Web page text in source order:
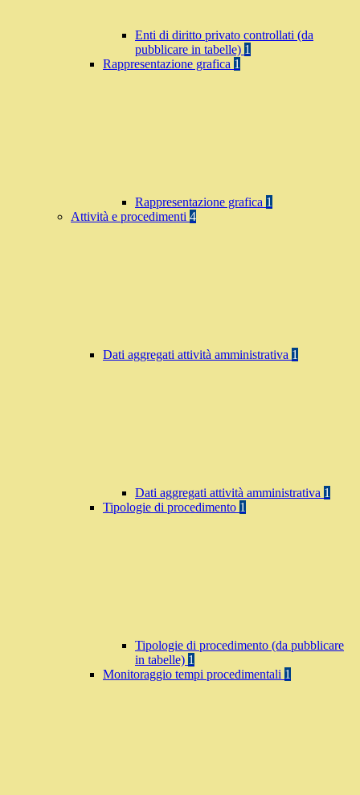
Enti di diritto privato controllati (da
pubblicare in tabelle) 1
Rappresentazione grafica 1
Rappresentazione grafica 1
Attività e procedimenti 4
Dati aggregati attività amministrativa 1
Dati aggregati attività amministrativa 1
Tipologie di procedimento 1
Tipologie di procedimento (da pubblicare
in tabelle) 1
Monitoraggio tempi procedimentali 1